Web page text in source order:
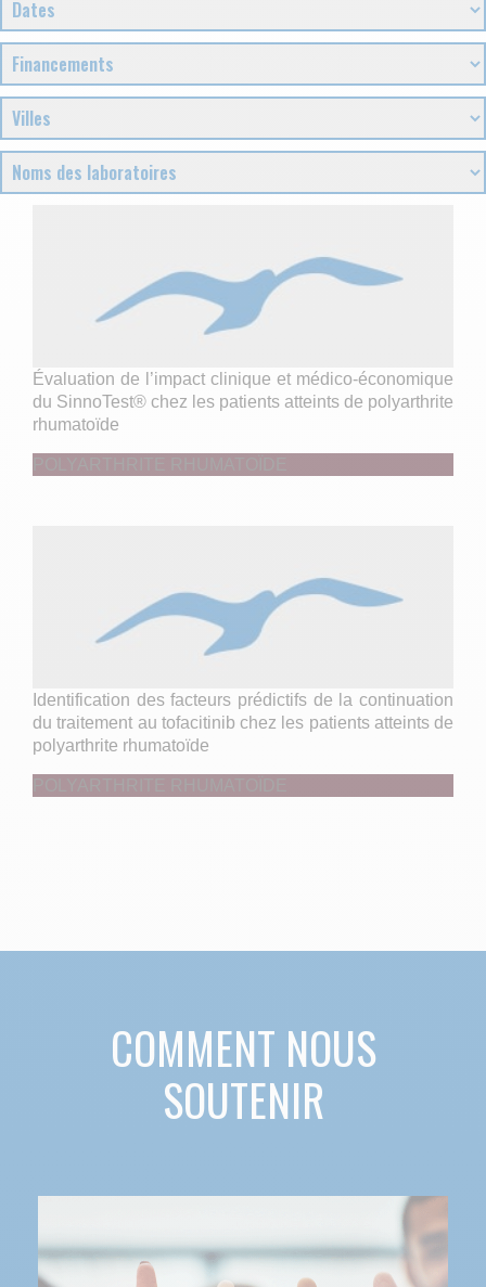
Évaluation de l’impact clinique et médico-économique
du SinnoTest® chez les patients atteints de polyarthrite
rhumatoïde
Identification des facteurs prédictifs de la continuation
du traitement au tofacitinib chez les patients atteints de
polyarthrite rhumatoïde
COMMENT NOUS
SOUTENIR